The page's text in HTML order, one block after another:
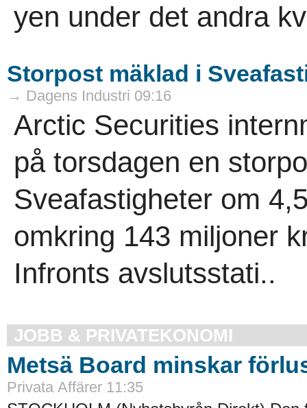
yen under det andra
Storpost mäklad i
→ Dagens Industri 09:16
Arctic Securities
på torsdagen en
Sveafastigheter om
omkring 143 miljoner
Infronts avslutsstati..
JOBB & PRIVATEKONOMI
Metsä Board minskar
Privata Affärer 11:35